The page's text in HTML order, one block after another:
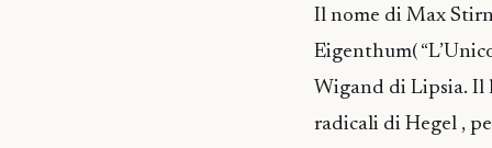
Il nome di Max
Eigenthum(
Wigand di Lipsia. Il
radicali di Hegel ,